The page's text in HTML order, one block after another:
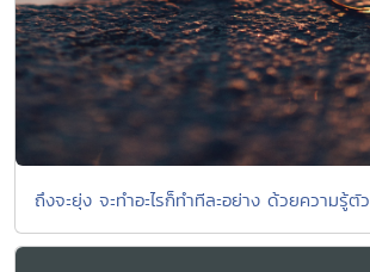
ถึงจะยุ่ง จะทำอะไรก็ทำทีละอย่าง ด้วยความรู้ตัว